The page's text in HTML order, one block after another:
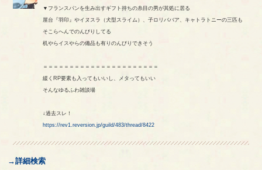
▼フランスパンを生み出すギフト持ちの糸目の男が其処に居る
屋台『羽印』やイヌスラ（犬型スライム）、子ロリババア、キャトラトニーの三匹も
そこらへんでのんびりしてる
机やらイスやらの備品も有りのんびりできそう
＝＝＝＝＝＝＝＝＝＝＝＝＝＝＝＝＝＝＝＝＝＝
緩くRP要素も入ってもいいし、メタってもいい
そんなゆるふわ雑談場
↓過去スレ！
https://rev1.reversion.jp/guild/483/thread/8422
→詳細検索